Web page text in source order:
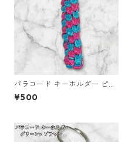
パラコード キーホルダー ピン
ク ブルー 編み込み s38 アウト
ドア
¥500